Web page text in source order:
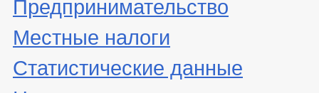
Местные налоги
Статистические данные